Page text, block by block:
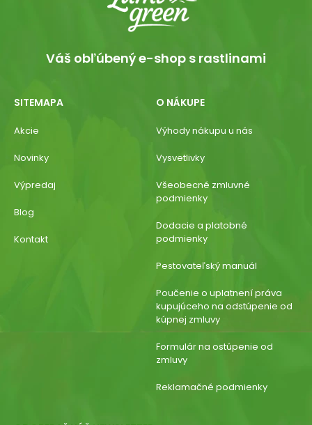
Váš obľúbený e-shop s rastlinami
SITEMAPA
Akcie
Novinky
Výpredaj
Blog
Kontakt
O NÁKUPE
Výhody nákupu u nás
Vysvetlivky
Všeobecné zmluvné
podmienky
Dodacie a platobné
podmienky
Pestovateľský manuál
Poučenie o uplatnení práva
kupujúceho na odstúpenie od
kúpnej zmluvy
Formulár na ostúpenie od
zmluvy
Reklamačné podmienky